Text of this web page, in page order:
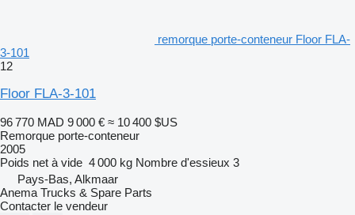
remorque porte-conteneur Floor FLA-
3-101
12
Floor FLA-3-101
96 770 MAD 9 000 € ≈ 10 400 $US
Remorque porte-conteneur
2005
Poids net à vide 4 000 kg Nombre d'essieux 3
Pays-Bas, Alkmaar
Anema Trucks & Spare Parts
Contacter le vendeur